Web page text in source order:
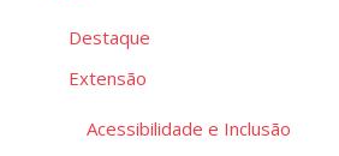
Destaque
Extensão
Acessibilidade e Inclusão